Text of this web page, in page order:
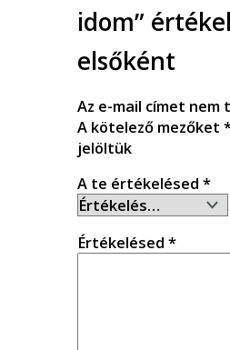
idom”
elsőként
Az e-mail címet nem
A kötelező mezőket
jelöltük
A te értékelésed *
Értékelésed *